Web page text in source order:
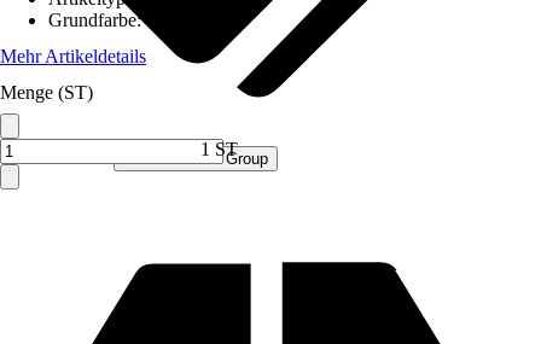
Verkauf durch: Procommerce Group
Grundfarbe:
Mehr Artikeldetails
Menge (ST)
1 ST